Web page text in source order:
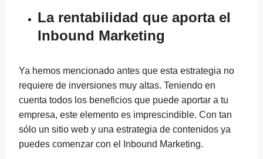
La rentabilidad que aporta el
Inbound Marketing
Ya hemos mencionado antes que esta estrategia no
requiere de inversiones muy altas. Teniendo en
cuenta todos los beneficios que puede aportar a tu
empresa, este elemento es imprescindible. Con tan
sólo un sitio web y una estrategia de contenidos ya
puedes comenzar con el Inbound Marketing.